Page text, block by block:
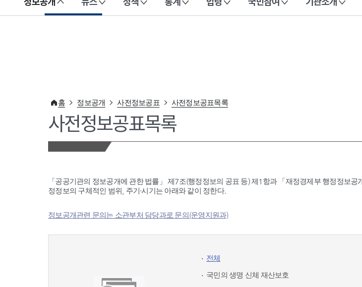
이 누리집은 대한민국 공식 전자정부 누리집입니다.
홈 정보공개 사전정보공표 사전정보공표목록
사전정보공표목록
「공공기관의 정보공개에 관한 법률」 제7조(행정정보의 공표 등) 제1항과 「재정경제부 행정정보
정정보의 구체적인 범위, 주기·시기는 아래와 같이 정한다.
정보공개관련 문의는 소관부처 담당과로 문의(운영지원과)
전체
국민의 생명 신체 재산보호